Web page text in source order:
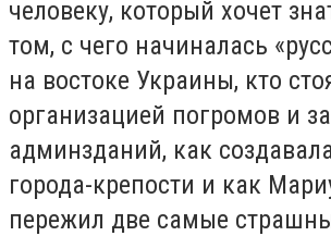
человеку, который хочет
том, с чего начиналась
на востоке Украины, кто
организацией погромов и
админзданий, как
города-крепости и как
пережил две самые